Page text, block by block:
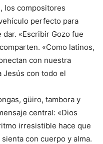
los compositores
perfecto para
«Escribir Gozo fue
«Como latinos,
con nuestra
Jesús con todo el
güiro, tambora y
central: «Dios
irresistible hace que
con cuerpo y alma.